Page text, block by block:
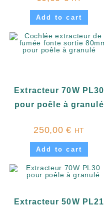
Add to cart
Extracteur 70W PL30
pour poêle à granulé
250,00€ HT
Add to cart
Extracteur 50W PL21